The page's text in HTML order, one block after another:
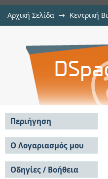
Αρχική Σελίδα → Κεντρική
Μη γραμμική
Περιήγηση
Σε όλο το DSpace
Κοινότητες & Συλλογές
Ανά Ημερομηνία
Έκδοσης
Ο Λογαριασμός μου
Σύνδεση
Εγγραφή
Οδηγίες / Βοήθεια